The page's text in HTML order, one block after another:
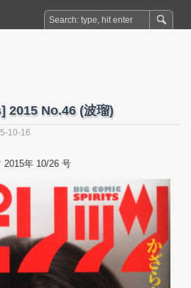
2015 No.46 (波瑠)
10-16
2015年 10/26 号